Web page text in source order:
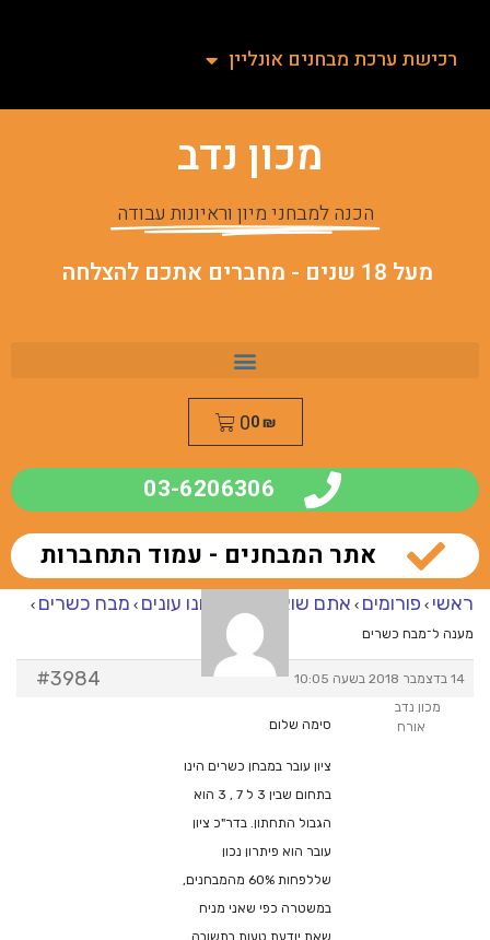
רכישת ערכת מבחנים אונליין
מכון נדב
הכנה למבחני מיון וראיונות עבודה
מעל 18 שנים - מחברים אתכם להצלחה
0₪
0
03-6206306
אתר המבחנים - עמוד התחברות
ראשי › פורומים › אתם שואלים – אנחנו עונים › מבח כשרים ›
מענה ל־מבח כשרים
14 בדצמבר 2018 בשעה 10:05 #3984
מכון נדב
אורח
סימה שלום
ציון עובר במבחן כשרים הינו
בתחום שבין 3 ל 7 , 3 הוא
הגבול התחתון. בדר"כ ציון
עובר הוא פיתרון נכון
שללפחות 60% מהמבחנים,
במשטרה כפי שאני מניח
שאת יודעת טעות בתשובה